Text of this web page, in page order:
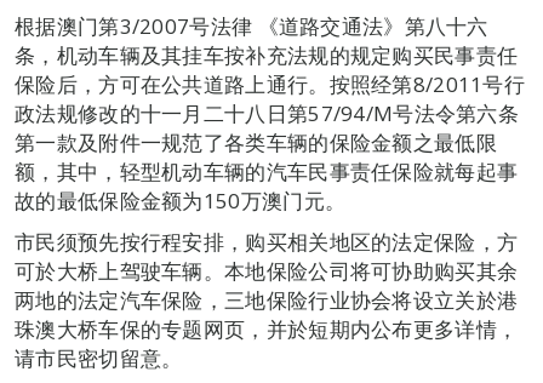
根据澳门第3/2007号法律 《道路交通法》第八十六
条，机动车辆及其挂车按补充法规的规定购买民事责任
保险后，方可在公共道路上通行。按照经第8/2011号行
政法规修改的十一月二十八日第57/94/M号法令第六条
第一款及附件一规范了各类车辆的保险金额之最低限
额，其中，轻型机动车辆的汽车民事责任保险就每起事
故的最低保险金额为150万澳门元。
市民须预先按行程安排，购买相关地区的法定保险，方
可於大桥上驾驶车辆。本地保险公司将可协助购买其余
两地的法定汽车保险，三地保险行业协会将设立关於港
珠澳大桥车保的专题网页，并於短期内公布更多详情，
请市民密切留意。